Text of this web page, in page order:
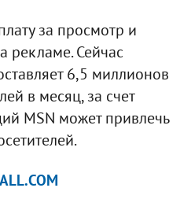
за просмотр и
рекламе. Сейчас
6,5 миллионов
в месяц, за счет
MSN может привлечь